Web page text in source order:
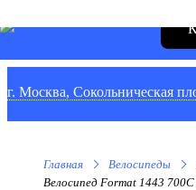
г. Москва, Сокольническая
Главная Велосипеды
Велосипед Format 1443